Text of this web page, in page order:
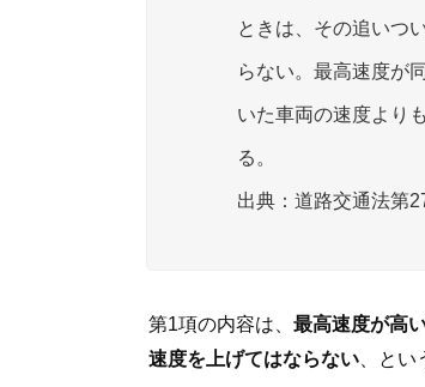
ときは、その追いつ
らない。最高速度が
いた車両の速度より
る。
道路交通法第
第1項の内容は、 最高速度が高
速度を上げてはならない 、とい